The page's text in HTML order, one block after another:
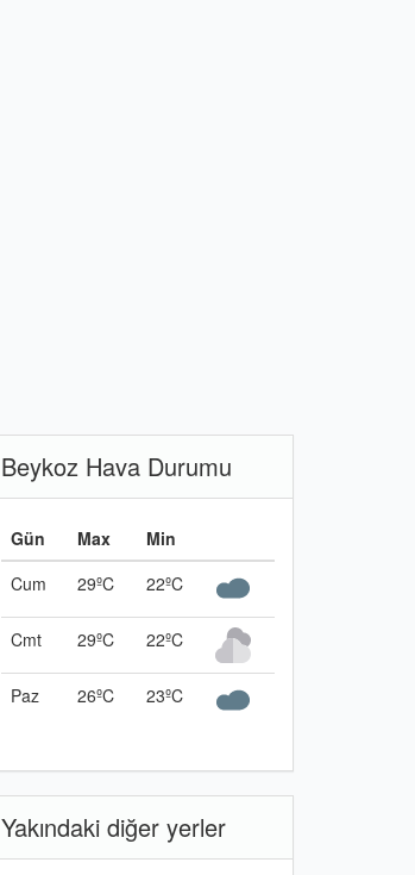
Beykoz Hava Durumu
Gün Max
Min
Cum
29ºC 22ºC
Cmt 29ºC 22ºC
Paz 26ºC 23ºC
Yakındaki diğer yerler